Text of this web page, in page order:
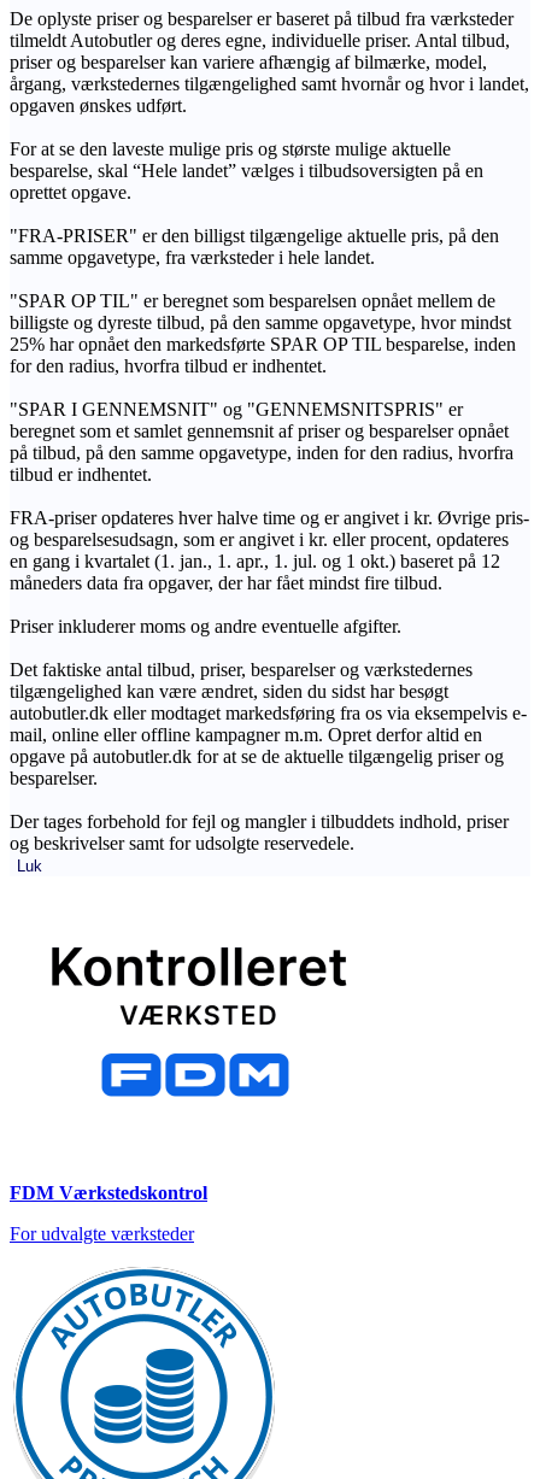
De oplyste priser og besparelser er baseret på tilbud fra værksteder
tilmeldt Autobutler og deres egne, individuelle priser. Antal tilbud,
priser og besparelser kan variere afhængig af bilmærke, model,
årgang, værkstedernes tilgængelighed samt hvornår og hvor i landet,
opgaven ønskes udført.
For at se den laveste mulige pris og største mulige aktuelle
besparelse, skal “Hele landet” vælges i tilbudsoversigten på en
oprettet opgave.
"FRA-PRISER" er den billigst tilgængelige aktuelle pris, på den
samme opgavetype, fra værksteder i hele landet.
"SPAR OP TIL" er beregnet som besparelsen opnået mellem de
billigste og dyreste tilbud, på den samme opgavetype, hvor mindst
25% har opnået den markedsførte SPAR OP TIL besparelse, inden
for den radius, hvorfra tilbud er indhentet.
"SPAR I GENNEMSNIT" og "GENNEMSNITSPRIS" er
beregnet som et samlet gennemsnit af priser og besparelser opnået
på tilbud, på den samme opgavetype, inden for den radius, hvorfra
tilbud er indhentet.
FRA-priser opdateres hver halve time og er angivet i kr. Øvrige pris-
og besparelsesudsagn, som er angivet i kr. eller procent, opdateres
en gang i kvartalet (1. jan., 1. apr., 1. jul. og 1 okt.) baseret på 12
måneders data fra opgaver, der har fået mindst fire tilbud.
Priser inkluderer moms og andre eventuelle afgifter.
Det faktiske antal tilbud, priser, besparelser og værkstedernes
tilgængelighed kan være ændret, siden du sidst har besøgt
autobutler.dk eller modtaget markedsføring fra os via eksempelvis e-
mail, online eller offline kampagner m.m. Opret derfor altid en
opgave på autobutler.dk for at se de aktuelle tilgængelig priser og
besparelser.
Der tages forbehold for fejl og mangler i tilbuddets indhold, priser
og beskrivelser samt for udsolgte reservedele.
Luk
FDM Værkstedskontrol
For udvalgte værksteder